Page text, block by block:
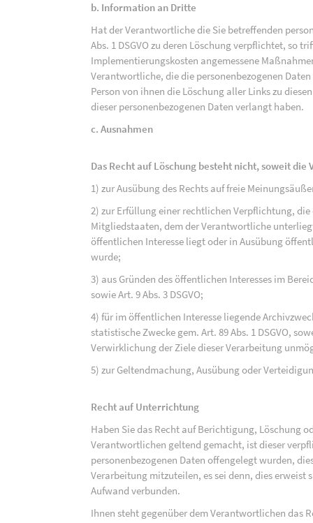
b. Information an Dritte
Hat der Verantwortliche die Sie betreffenden
Abs. 1 DSGVO zu deren Löschung verpflichtet, so
Implementierungskosten angemessene
Verantwortliche, die die personenbezogenen
Person von ihnen die Löschung aller Links zu
dieser personenbezogenen Daten verlangt haben.
c. Ausnahmen
Das Recht auf Löschung besteht nicht, soweit
1) zur Ausübung des Rechts auf freie
2) zur Erfüllung einer rechtlichen Verpflichtung,
Mitgliedstaaten, dem der Verantwortliche
öffentlichen Interesse liegt oder in Ausübung
wurde;
3) aus Gründen des öffentlichen Interesses im
sowie Art. 9 Abs. 3 DSGVO;
4) für im öffentlichen Interesse liegende
statistische Zwecke gem. Art. 89 Abs. 1 DSGVO,
Verwirklichung der Ziele dieser Verarbeitung
5) zur Geltendmachung, Ausübung oder
Recht auf Unterrichtung
Haben Sie das Recht auf Berichtigung, Löschung
Verantwortlichen geltend gemacht, ist dieser
personenbezogenen Daten offengelegt wurden,
Verarbeitung mitzuteilen, es sei denn, dies
Aufwand verbunden.
Ihnen steht gegenüber dem Verantwortlichen das